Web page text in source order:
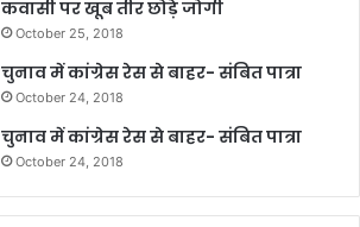
कवासी पर खूब तीर छोड़े जोगी
October 25, 2018
चुनाव में कांग्रेस रेस से बाहर- संबित पात्रा
October 24, 2018
चुनाव में कांग्रेस रेस से बाहर- संबित पात्रा
October 24, 2018